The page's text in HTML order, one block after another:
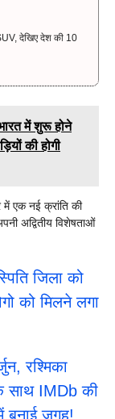
देखिए देश की 10
में शुरू होने
की होगी
एक नई क्रांति की
अद्वितीय विशेषताओं
जिला को
को मिलने लगा
रश्मिका
साथ IMDb की
बनाई जगह!